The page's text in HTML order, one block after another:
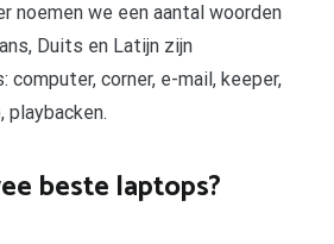
noemen we een aantal woorden
Duits en Latijn zijn
computer, corner, e-mail, keeper,
playbacken.
beste laptops?